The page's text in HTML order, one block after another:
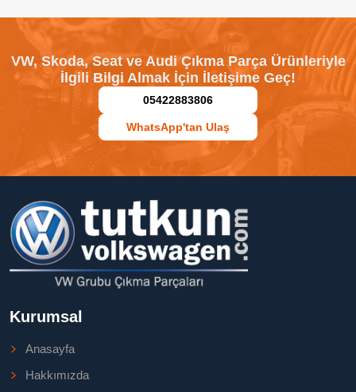
VW, Skoda, Seat ve Audi Çıkma Parça Ürünleriyle
İlgili Bilgi Almak İçin İletişime Geç!
05422883806
WhatsApp'tan Ulaş
Kurumsal
Anasayfa
Hakkımızda